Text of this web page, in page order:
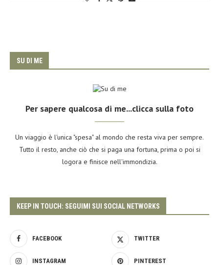
SU DI ME
Per sapere qualcosa di me...clicca sulla foto
Un viaggio è l'unica "spesa" al mondo che resta viva per sempre.
Tutto il resto, anche ciò che si paga una fortuna, prima o poi si
logora e finisce nell'immondizia.
KEEP IN TOUCH: SEGUIMI SUI SOCIAL NETWORKS
FACEBOOK TWITTER
INSTAGRAM PINTEREST